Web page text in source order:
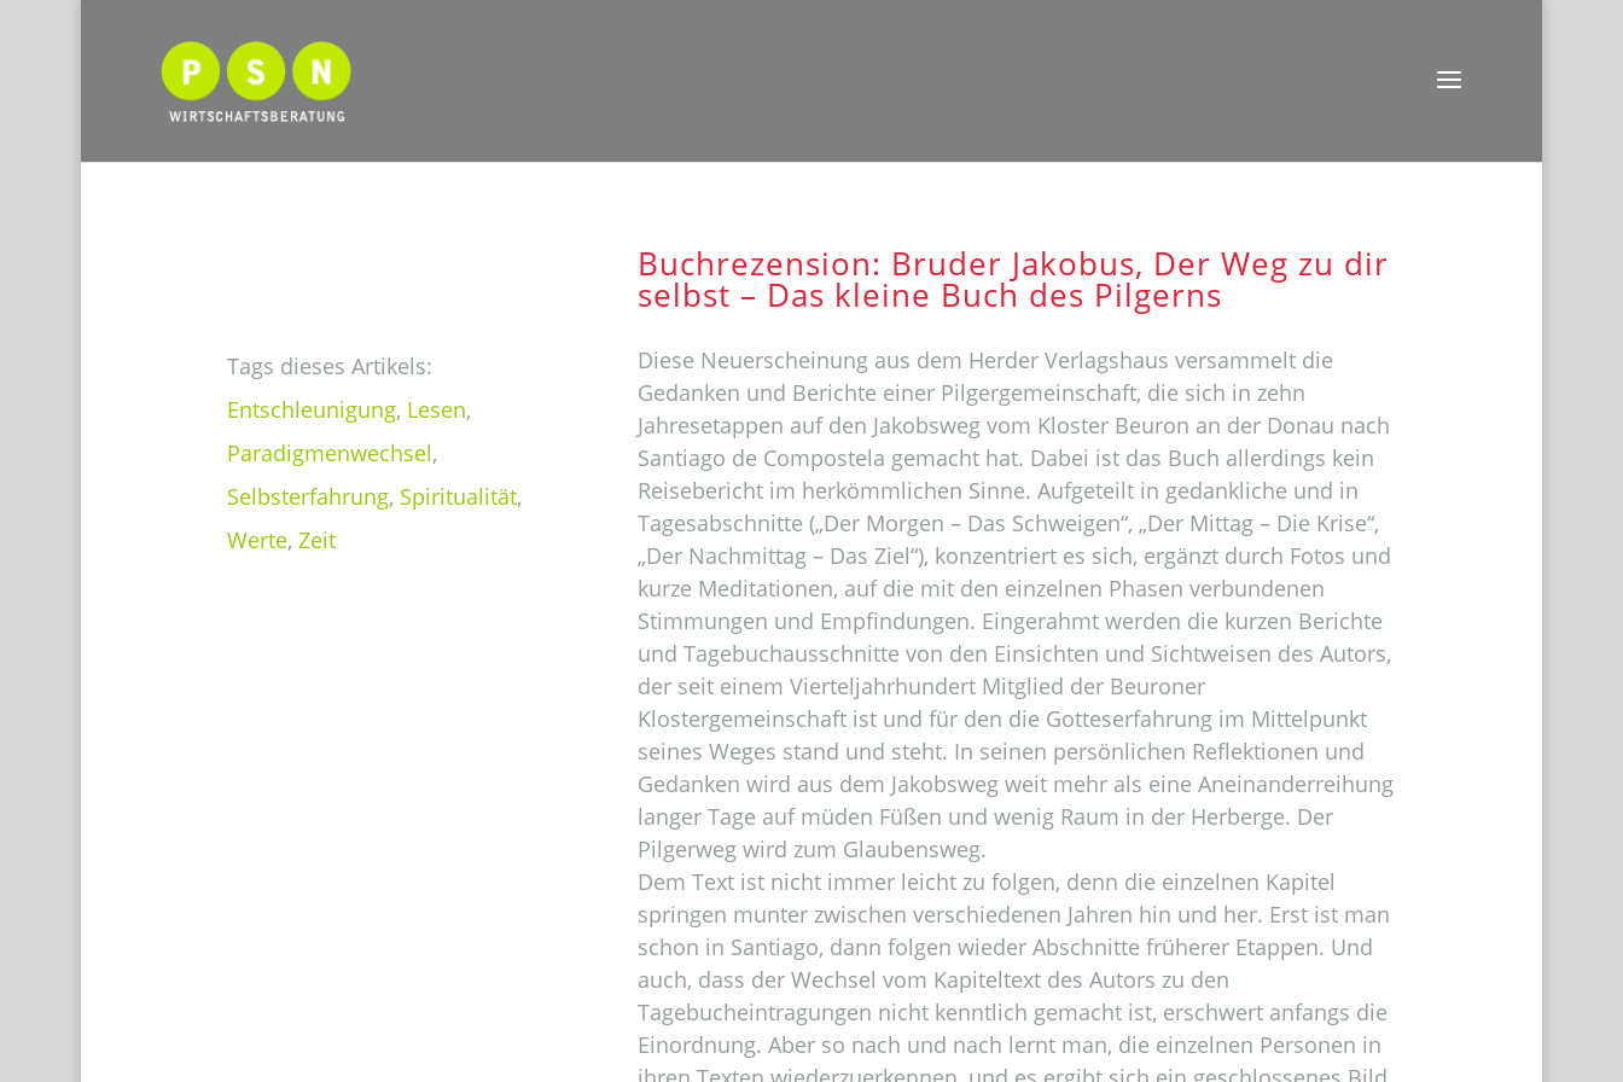
Buchrezension: Bruder Jakobus, Der Weg zu dir
selbst – Das kleine Buch des Pilgerns
Tags dieses Artikels:
Entschleunigung, Lesen,
Paradigmenwechsel,
Selbsterfahrung, Spiritualität,
Werte,Zeit
Diese Neuerscheinung aus dem Herder Verlagshaus versammelt die
Gedanken und Berichte einer Pilgergemeinschaft, die sich in zehn
Jahresetappen auf den Jakobsweg vom Kloster Beuron an der Donau nach
Santiago de Compostela gemacht hat. Dabei ist das Buch allerdings kein
Reisebericht im herkömmlichen Sinne. Aufgeteilt in gedankliche und in
Tagesabschnitte („Der Morgen – Das Schweigen“, „Der Mittag – Die Krise“,
„Der Nachmittag – Das Ziel“), konzentriert es sich, ergänzt durch Fotos und
kurze Meditationen, auf die mit den einzelnen Phasen verbundenen
Stimmungen und Empfindungen. Eingerahmt werden die kurzen Berichte
und Tagebuchausschnitte von den Einsichten und Sichtweisen des Autors,
der seit einem Vierteljahrhundert Mitglied der Beuroner
Klostergemeinschaft ist und für den die Gotteserfahrung im Mittelpunkt
seines Weges stand und steht. In seinen persönlichen Reflektionen und
Gedanken wird aus dem Jakobsweg weit mehr als eine Aneinanderreihung
langer Tage auf müden Füßen und wenig Raum in der Herberge. Der
Pilgerweg wird zum Glaubensweg.
Dem Text ist nicht immer leicht zu folgen, denn die einzelnen Kapitel
springen munter zwischen verschiedenen Jahren hin und her. Erst ist man
schon in Santiago, dann folgen wieder Abschnitte früherer Etappen. Und
auch, dass der Wechsel vom Kapiteltext des Autors zu den
Tagebucheintragungen nicht kenntlich gemacht ist, erschwert anfangs die
Einordnung. Aber so nach und nach lernt man, die einzelnen Personen in